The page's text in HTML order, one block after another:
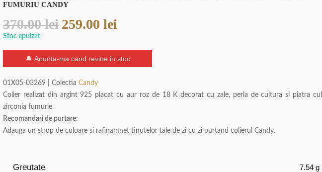
FUMURIU CANDY
370.00lei 259.00 lei
Stoc epuizat
🔔 Anunta-ma cand revine in stoc
01X05-03269 | Colectia Candy
Colier realizat din argint 925 placat cu aur roz de 18 K decorat cu zale, perla de cultura si piatra
zirconia fumurie.
Recomandari de purtare:
Adauga un strop de culoare si rafinamnet tinutelor tale de zi cu zi purtand colierul Candy.
Greutate 7.54 g